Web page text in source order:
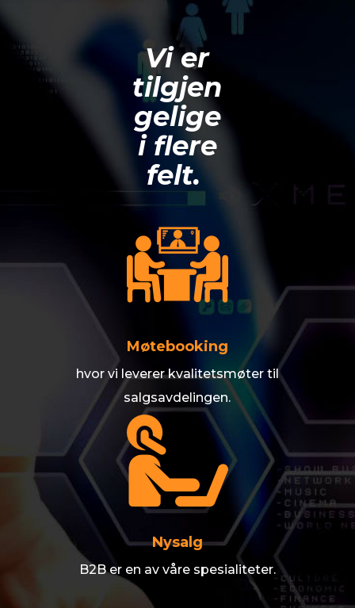
Vi er
tilgjen
gelige
i flere
felt.
Møtebooking
hvor vi leverer kvalitetsmøter til
salgsavdelingen.
Nysalg
B2B er en av våre spesialiteter.